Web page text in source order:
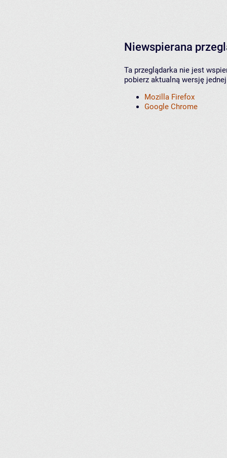
Niewspierana
Ta przeglądarka nie jest
pobierz aktualną wersję
Mozilla Firefox
Google Chrome